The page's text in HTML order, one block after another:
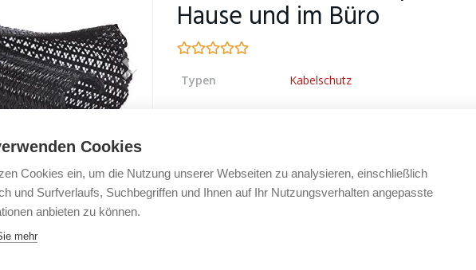
Hause und im Büro
Typen Kabelschutz
Cookies
Cookies ein, um die Nutzung unserer Webseiten zu analysieren, einschließlich
und Surfverlaufs, Suchbegriffen und Ihnen auf Ihr Nutzungsverhalten angepasste
anbieten zu können.
mehr